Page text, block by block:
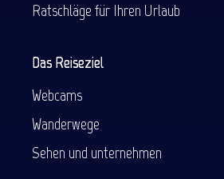
Ratschläge für Ihren Urlaub
Das Reiseziel
Webcams
Wanderwege
Sehen und unternehmen